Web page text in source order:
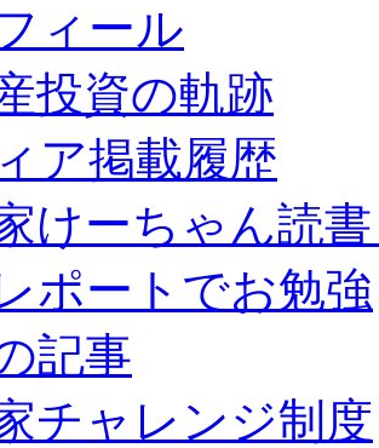
ィール
投資の軌跡
ア掲載履歴
けーちゃん読
ポートでお勉強
記事
チャレンジ制度